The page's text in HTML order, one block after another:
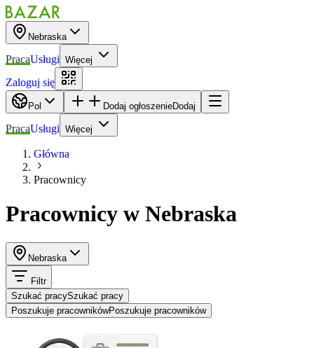
Nebraska
PracaUsługi Więcej
Zaloguj się
Pol Dodaj ogłoszenieDodaj
PracaUsługi Więcej
Główna
Pracownicy
Pracownicy w Nebraska
Nebraska
Filtr
Szukać pracySzukać pracy
Poszukuje pracownikówPoszukuje pracowników